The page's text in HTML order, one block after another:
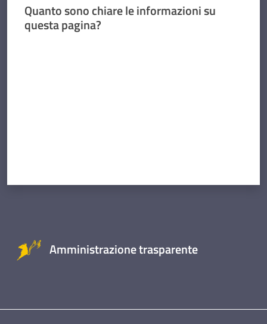
Quanto sono chiare le informazioni su
questa pagina?
Amministrazione trasparente